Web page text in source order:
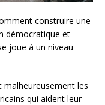
construire une
démocratique et
joue à un niveau
malheureusement les
qui aident leur